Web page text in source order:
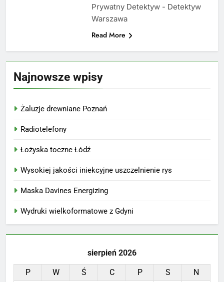
Prywatny Detektyw - Detektyw
Warszawa
Read More
Najnowsze wpisy
Żaluzje drewniane Poznań
Radiotelefony
Łożyska toczne Łódź
Wysokiej jakości iniekcyjne uszczelnienie rys
Maska Davines Energizing
Wydruki wielkoformatowe z Gdyni
sierpień 2026
P W Ś C P S
N